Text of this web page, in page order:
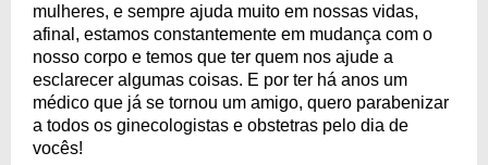
mulheres, e sempre ajuda muito em nossas vidas,
afinal, estamos constantemente em mudança com o
nosso corpo e temos que ter quem nos ajude a
esclarecer algumas coisas. E por ter há anos um
médico que já se tornou um amigo, quero parabenizar
a todos os ginecologistas e obstetras pelo dia de
vocês!